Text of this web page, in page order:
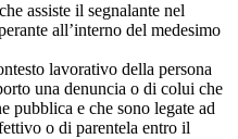
assiste il segnalante nel
all’interno del medesimo
lavorativo della persona
una denuncia o di colui che
pubblica e che sono legate ad
o di parentela entro il